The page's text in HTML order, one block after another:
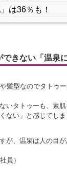
は36％も！
きない「温泉に
髪型なのでタトゥ
いタトゥーも、素
ない」と感じてしま
が、温泉は人の目
員）